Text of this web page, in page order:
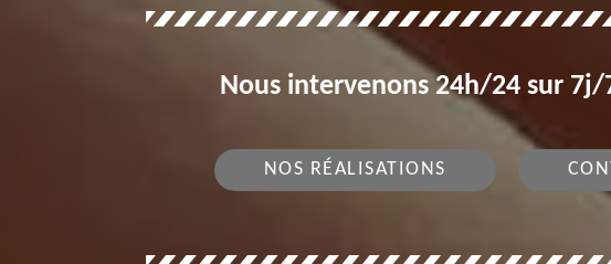
Nous intervenons 24h/24 sur 7j/
NOS RÉALISATIONS